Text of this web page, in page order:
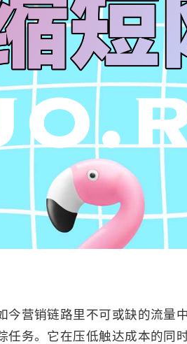
今营销链路里不可或缺的流量
任务。它在压低触达成本的同